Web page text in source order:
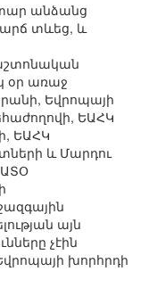
անձանց
տևեց, և
օր առաջ
Եվրոպայի
ԵԱՀԿ
ԵԱՀԿ
և Մարդու
այն
չէին
խորհրդի